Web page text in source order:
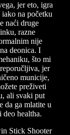
jer eto, igra
na početku
naći druge
razne
nije
deonica. I
što mi
jer
municije,
preživeti
ali svaki put
da ga mlatite u
healtha.
Stick Shooter